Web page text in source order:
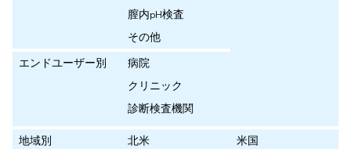
膣内pH検査
その他
エンドユーザー別
病院
クリニック
診断検査機関
地域別 北米
米国